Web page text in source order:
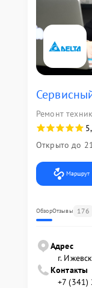
Ремонт
Открыто до
Маршрут
ОбзорОтзывы 176
Адрес
г.
Контакты
+7